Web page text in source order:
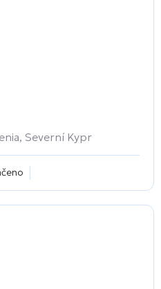
Severní Kypr